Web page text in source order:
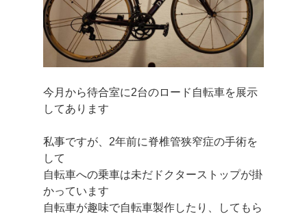
今月から待合室に2台のロード自転車を展示
してあります
私事ですが、2年前に脊椎管狭窄症の手術を
して
自転車への乗車は未だドクターストップが掛
かっています
自転車が趣味で自転車製作したり、してもら